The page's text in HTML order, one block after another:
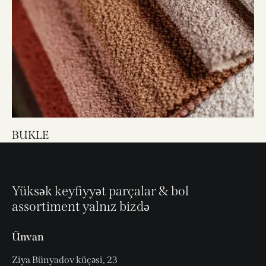
BUKLE
Yüksək keyfiyyət parçalar & bol
assortiment yalnız bizdə
Ünvan
Ziya Bünyadov küçəsi, 23